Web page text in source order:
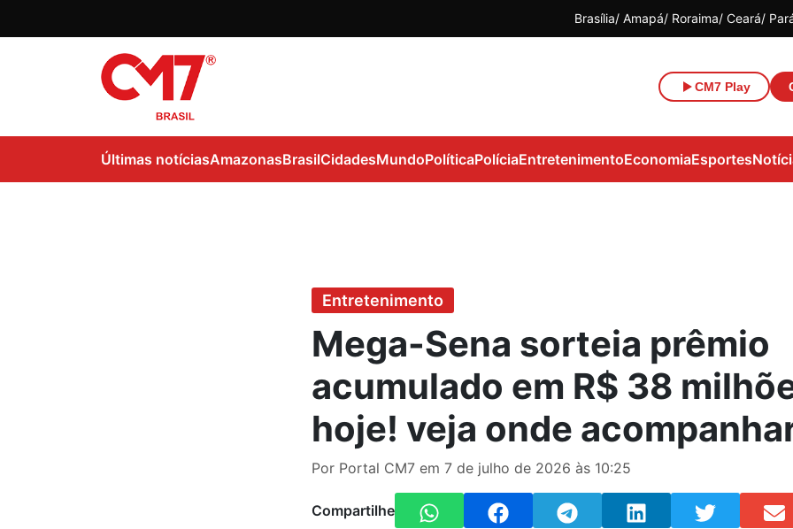
Brasília Amapá Roraima Ceará
CM7 Play
Últimas notíciasAmazonasBrasilCidadesMundoPolíticaPolíciaEntretenimentoEconomiaEsportes
Entretenimento
Mega-Sena sorteia prêmio
acumulado em R$ 38
hoje! veja onde
Por Portal CM7 em 7 de julho de 2026 às 10:25
Compartilhe